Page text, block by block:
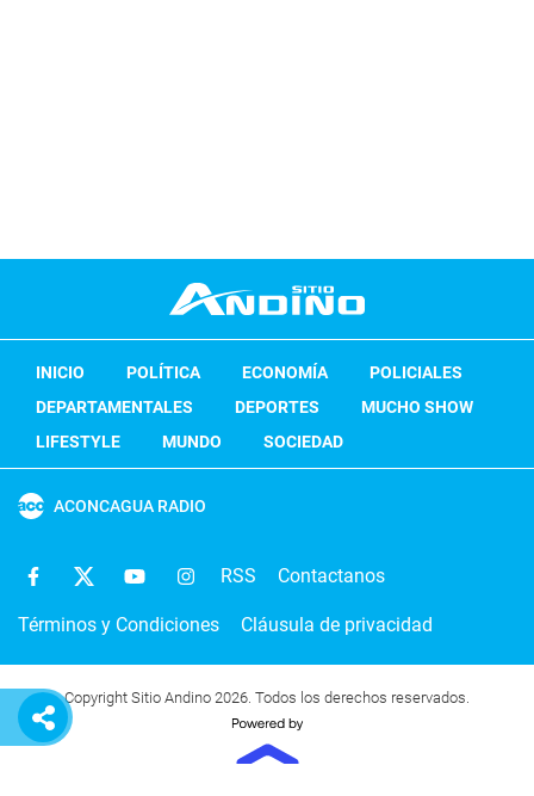
INICIO POLÍTICA ECONOMÍA
POLICIALES
DEPARTAMENTALES
DEPORTES
MUCHO SHOW
LIFESTYLE
MUNDO SOCIEDAD
ACONCAGUA RADIO
RSS Contactanos
Términos y Condiciones Cláusula de privacidad
Copyright Sitio Andino 2026. Todos los derechos reservados.